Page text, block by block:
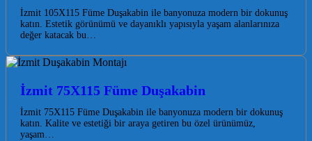
İzmit 105X115 Füme Duşakabin ile banyonuza modern bir dokunuş
katın. Estetik görünümü ve dayanıklı yapısıyla yaşam alanlarınıza
değer katacak bu…
İzmit 75X115 Füme Duşakabin
İzmit 75X115 Füme Duşakabin ile banyonuza modern bir dokunuş
katın. Kalite ve estetiği bir araya getiren bu özel ürünümüz,
yaşam…